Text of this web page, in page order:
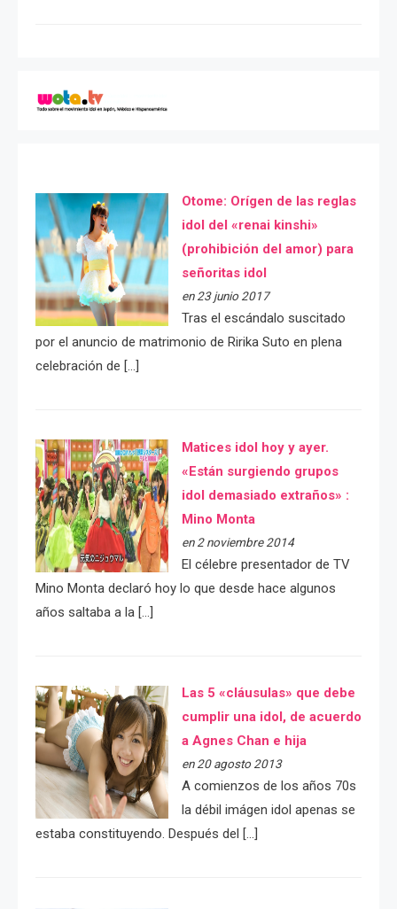
Otome: Orígen de las reglas
idol del «renai kinshi»
(prohibición del amor) para
señoritas idol
en 23 junio 2017
Tras el escándalo suscitado
por el anuncio de matrimonio de Ririka Suto en plena
celebración de […]
Matices idol hoy y ayer.
«Están surgiendo grupos
idol demasiado extraños» :
Mino Monta
en 2 noviembre 2014
El célebre presentador de TV
Mino Monta declaró hoy lo que desde hace algunos
años saltaba a la […]
Las 5 «cláusulas» que debe
cumplir una idol, de acuerdo
a Agnes Chan e hija
en 20 agosto 2013
A comienzos de los años 70s
la débil imágen idol apenas se
estaba constituyendo. Después del […]